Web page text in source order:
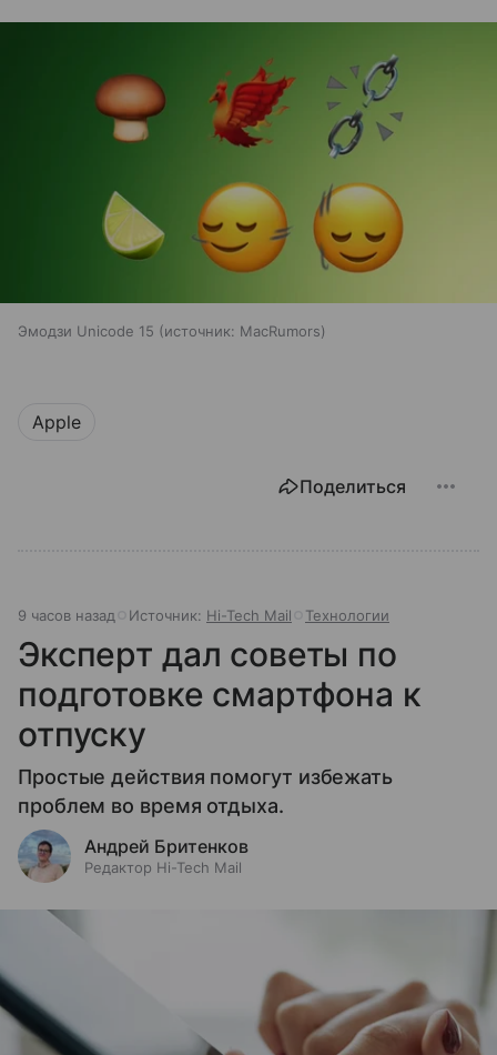
Эмодзи Unicode 15 источник: MacRumors
Apple
Поделиться
9 часов назад Источник: Hi-Tech Mail Технологии
Эксперт дал советы по
подготовке смартфона к
отпуску
Простые действия помогут избежать
проблем во время отдыха.
Андрей Бритенков
Редактор Hi-Tech Mail